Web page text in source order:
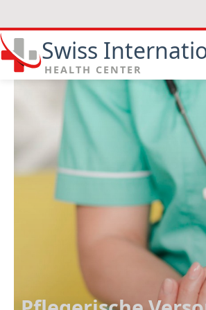
Swiss
HEALTH CENTER